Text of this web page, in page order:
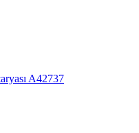
A42737